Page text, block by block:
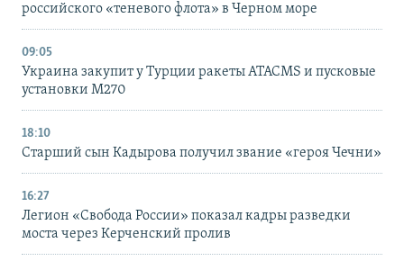
российского «теневого флота» в Черном море
09:05
Украина закупит у Турции ракеты ATACMS и пусковые
установки M270
18:10
Старший сын Кадырова получил звание «героя Чечни»
16:27
Легион «Свобода России» показал кадры разведки
моста через Керченский пролив